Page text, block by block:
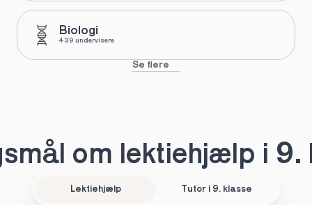
Biologi
439 undervisere
Se flere
om lektiehjælp i 9.
Lektiehjælp Tutor i 9. klasse